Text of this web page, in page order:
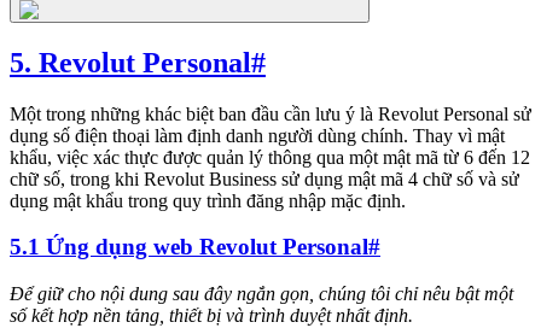
5. Revolut Personal#
Một trong những khác biệt ban đầu cần lưu ý là Revolut Personal sử
dụng số điện thoại làm định danh người dùng chính. Thay vì mật
khẩu, việc xác thực được quản lý thông qua một mật mã từ 6 đến 12
chữ số, trong khi Revolut Business sử dụng mật mã 4 chữ số và sử
dụng mật khẩu trong quy trình đăng nhập mặc định.
5.1 Ứng dụng web Revolut Personal#
Để giữ cho nội dung sau đây ngắn gọn, chúng tôi chỉ nêu bật một
số kết hợp nền tảng, thiết bị và trình duyệt nhất định.